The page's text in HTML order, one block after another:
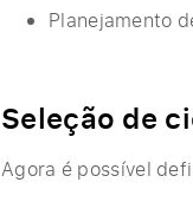
Planejamento
Seleção de
Agora é possível